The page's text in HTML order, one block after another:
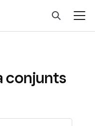
conjunts